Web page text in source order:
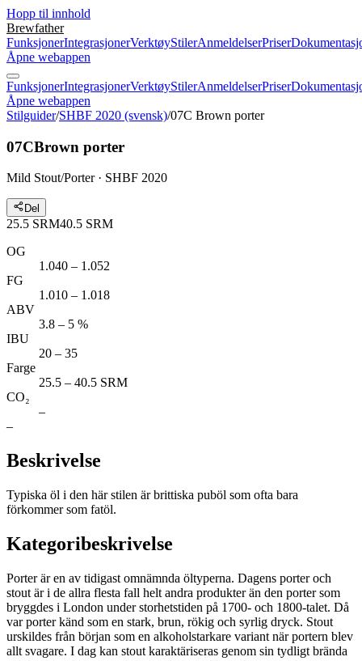
Hopp til innhold
Brewfather
FunksjonerIntegrasjonerVerktøyStilerAnmeldelserPriser
Åpne webappen
FunksjonerIntegrasjonerVerktøyStilerAnmeldelserPriser
Åpne webappen
Stilguider/SHBF 2020 (svensk)/07C Brown porter
07CBrown porter
Mild Stout/Porter · SHBF 2020
Del
25.5 SRM40.5 SRM
OG
1.040 – 1.052
FG
1.010 – 1.018
ABV
3.8 – 5 %
IBU
20 – 35
Farge
25.5 – 40.5 SRM
CO₂
–
–
Beskrivelse
Typiska öl i den här stilen är brittiska puböl som ofta bara
förkommer som fatöl.
Kategoribeskrivelse
Porter är en av tidigast omnämnda öltyperna. Dagens porter och
stout är i de allra flesta fall helt andra produkter än den porter som
bryggdes i London under storhetstiden på 1700- och 1800-talet. Då
var porter känd som en stark, brun, rökig och syrlig dryck. Stout
urskildes från början som en alkoholstarkare variant när portern blev
allt svagare. I dag kan stout karaktäriseras genom sin tydligt brända